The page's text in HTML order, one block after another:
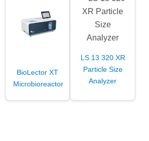
BioLector XT
Microbioreactor
LS 13 320 XR
Particle Size
Analyzer